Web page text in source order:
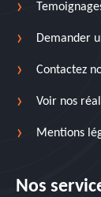
Demander
Contactez
Voir nos
Mentions
Nos